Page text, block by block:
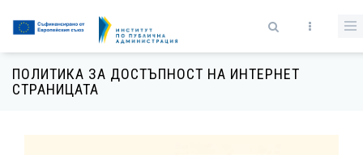
Форма за търсене
ПОЛИТИКА ЗА ДОСТЪПНОСТ НА ИНТЕРНЕТ
СТРАНИЦАТА